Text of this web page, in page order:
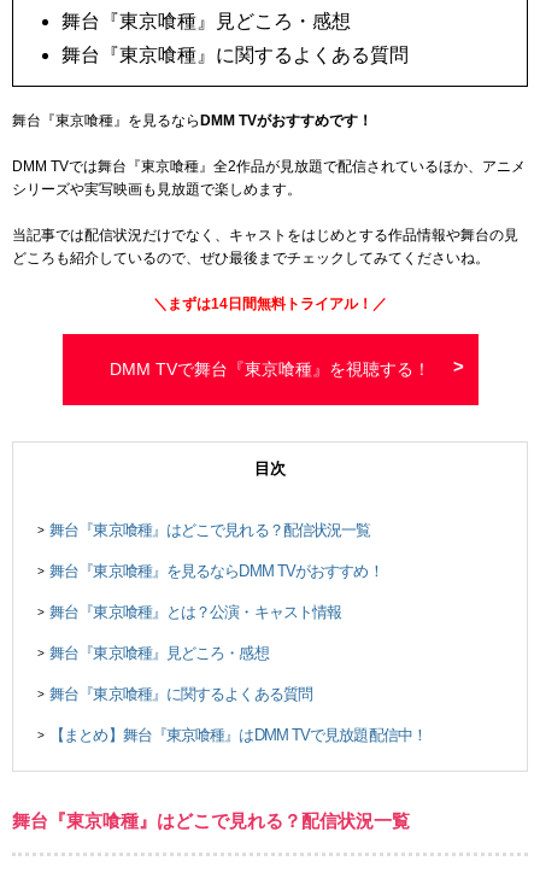
舞台『東京喰種』見どころ・感想
舞台『東京喰種』に関するよくある質問
舞台『東京喰種』を見るならDMM TVがおすすめです！
DMM TVでは舞台『東京喰種』全2作品が見放題で配信されているほか、アニメ
シリーズや実写映画も見放題で楽しめます。
当記事では配信状況だけでなく、キャストをはじめとする作品情報や舞台の見
どころも紹介しているので、ぜひ最後までチェックしてみてくださいね。
＼まずは14日間無料トライアル！／
DMM TVで舞台『東京喰種』を視聴する！
目次
> 舞台『東京喰種』はどこで見れる？配信状況一覧
> 舞台『東京喰種』を見るならDMM TVがおすすめ！
> 舞台『東京喰種』とは？公演・キャスト情報
> 舞台『東京喰種』見どころ・感想
> 舞台『東京喰種』に関するよくある質問
> 【まとめ】舞台『東京喰種』はDMM TVで見放題配信中！
舞台『東京喰種』はどこで見れる？配信状況一覧